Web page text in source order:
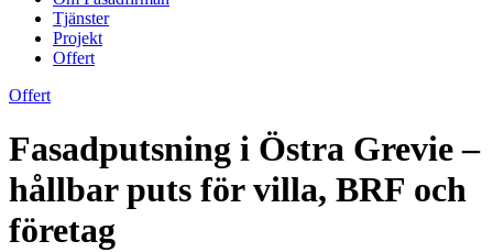
Tjänster
Projekt
Offert
Offert
Fasadputsning i Östra Grevie –
hållbar puts för villa, BRF och
företag